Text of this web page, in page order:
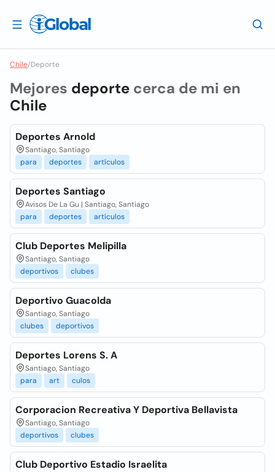
Chile/Deporte
Mejores deporte cerca de mi en
Chile
Deportes Arnold
Santiago, Santiago
para
deportes artículos
Deportes Santiago
Avisos De La Gu | Santiago, Santiago
para
deportes artículos
Club Deportes Melipilla
Santiago, Santiago
deportivos
clubes
Deportivo Guacolda
Santiago, Santiago
clubes
deportivos
Deportes Lorens S. A
Santiago, Santiago
para
art culos
Corporacion Recreativa Y Deportiva Bellavista
Santiago, Santiago
deportivos
clubes
Club Deportivo Estadio Israelita